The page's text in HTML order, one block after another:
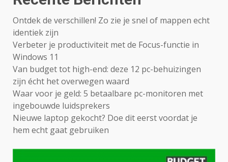
Ontdek de verschillen! Zo zie je snel of mappen echt
identiek zijn
Verbeter je productiviteit met de Focus-functie in
Windows 11
Van budget tot high-end: deze 12 pc-behuizingen
zijn écht het overwegen waard
Waar voor je geld: 5 betaalbare pc-monitoren met
ingebouwde luidsprekers
Nieuwe laptop gekocht? Doe dit eerst voordat je
hem echt gaat gebruiken